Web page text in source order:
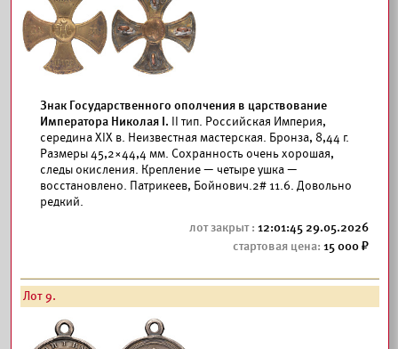
Знак Государственного ополчения в царствование
Императора Николая I. II тип. Российская Империя,
середина XIX в. Неизвестная мастерская. Бронза, 8,44 г.
Размеры 45,2×44,4 мм. Сохранность очень хорошая,
следы окисления. Крепление — четыре ушка —
восстановлено. Патрикеев, Бойнович.2# 11.6. Довольно
редкий.
12:01:45 29.05.2026
15 000
Лот 9.